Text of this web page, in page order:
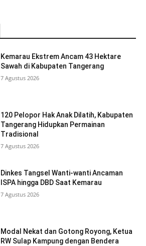
Kemarau Ekstrem Ancam 43 Hektare
Sawah di Kabupaten Tangerang
7 Agustus 2026
120 Pelopor Hak Anak Dilatih, Kabupaten
Tangerang Hidupkan Permainan
Tradisional
7 Agustus 2026
Dinkes Tangsel Wanti-wanti Ancaman
ISPA hingga DBD Saat Kemarau
7 Agustus 2026
Modal Nekat dan Gotong Royong, Ketua
RW Sulap Kampung dengan Bendera